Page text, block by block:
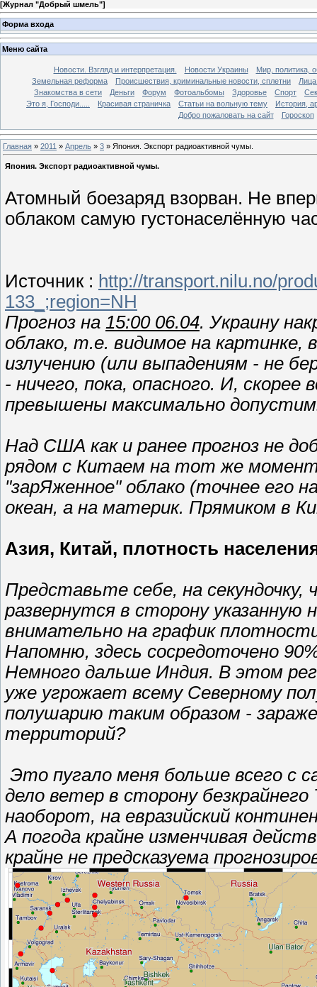
[Журнал "Добрый шмель"]
Форма входа
Меню сайта
Новости. Взгляд и интерпретация. Новости Украины
Мир, политика,
Земельная реформа
Происшествия, криминальные новости, сплетни
Лица
Знакомства в сети
Деньги Форум Фотоальбомы Здоровье Спорт
Это я, Господи.....
Красивая страничка Статьи на вольную тему
История,
Добро пожаловать на сайт
Гороскоп
Главная » 2011 » Апрель » 3 » Япония. Экспорт радиоактивной чумы.
Япония. Экспорт радиоактивной чумы.
Атомный боезаряд взорван. Не
облаком самую густонаселённую
Источник : http://transport.nilu.no/
133_;region=NH
Прогноз на 15:00 06.04. Украину
облако, т.е. видимое на картинке,
излучению (или выпадениям - не
- ничего, пока, опасного. И, скорее
превышены максимально
Над США как и ранее прогноз не
рядом с Китаем на тот же момент
"зарЯженное" облако (точнее его
океан, а на материк. Прямиком в
Азия, Китай, плотность
Представьте себе, на
развернутся в сторону
внимательно на график
Напомню, здесь сосредоточено
Немного дальше Индия. В этом
уже угрожает всему Северному
полушарию таким образом -
территорий?
Это пугало меня больше всего с
дело ветер в сторону
наоборот, на евразийский
А погода крайне изменчивая
крайне не предсказуема